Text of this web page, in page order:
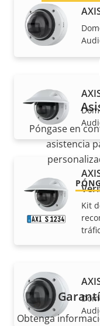
Kit
Póngase en
asistencia
Obtenga